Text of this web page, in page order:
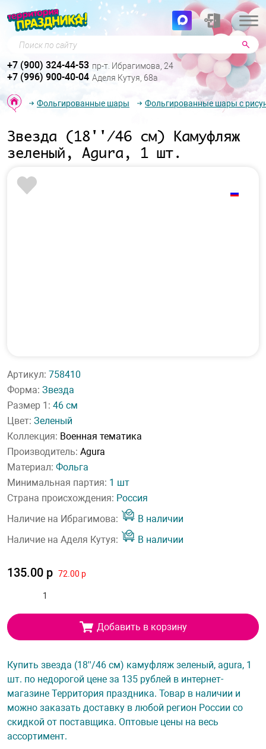
Поиск по сайту
+7 (900) 324-44-53 пр-т. Ибрагимова, 24
+7 (996) 900-40-04 Аделя Кутуя, 68а
Фольгированные шары Фольгированные шары с
Звезда (18''/46 см) Камуфляж
зеленый, Agura, 1 шт.
Артикул: 758410
Форма: Звезда
Размер 1: 46 см
Цвет: Зеленый
Коллекция: Военная тематика
Производитель: Agura
Материал: Фольга
Минимальная партия: 1 шт
Страна происхождения: Россия
Наличие на Ибрагимова:
В наличии
Наличие на Аделя Кутуя:
В наличии
135.00 р 72.00 р
Добавить в корзину
Купить звезда (18''/46 см) камуфляж зеленый, agura, 1
шт. по недорогой цене за 135 рублей в интернет-
магазине Территория праздника. Товар в наличии и
можно заказать доставку в любой регион России со
скидкой от поставщика. Оптовые цены на весь
ассортимент.